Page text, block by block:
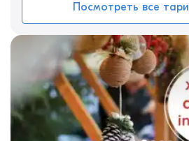
Посмотреть все